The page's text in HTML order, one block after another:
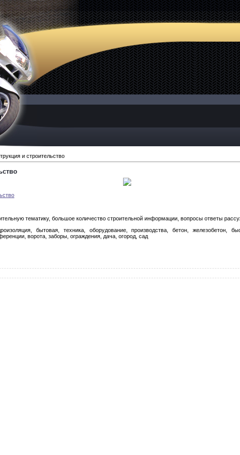
и строительство
тематику, большое количество строительной информации, вопросы ответы
бытовая, техника, оборудование, производства, бетон, железобетон,
ворота, заборы, ограждения, дача, огород, сад